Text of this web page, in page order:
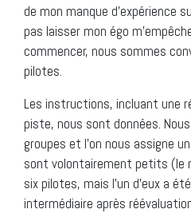
de mon manque d’expérience
pas laisser mon égo
commencer, nous sommes
pilotes.
Les instructions, incluant une
piste, nous sont données.
groupes et l’on nous assigne
sont volontairement petits (le
six pilotes, mais l’un d’eux a
intermédiaire après